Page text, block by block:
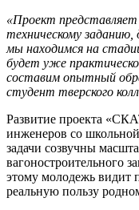
«Проект
техническому заданию,
мы находимся на
будет уже
составим опытный
студент тверского
Развитие проекта
инженеров со
задачи созвучны
вагоностроительного
этому молодежь видит
реальную пользу